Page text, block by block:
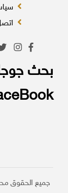
اتصل
بحث
جميع الحقوق